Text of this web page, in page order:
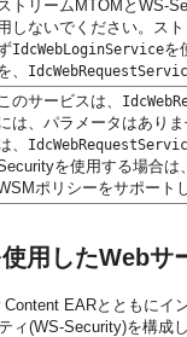
ストリームMTOMとWS-
しないでください。ス
IdcWebLoginServiceを
、
このサービスは、
は、パラメータはあり
、
を使用する場合は
ポリシーをサポート
用したWebサ
EARとともに
ィ(WS-Security)を構